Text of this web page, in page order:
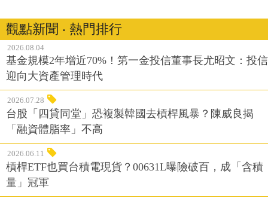
觀點新聞 ‧ 熱門排行
2026.08.04
基金規模2年增近70%！第一金投信董事長尤昭文：投信
迎向大資產管理時代
2026.07.28
台股「四貸同堂」恐複製韓國去槓桿風暴？陳威良揭
「融資體脂率」不高
2026.06.11
槓桿ETF也買台積電現貨？00631L曝險破百，成「含積
量」冠軍